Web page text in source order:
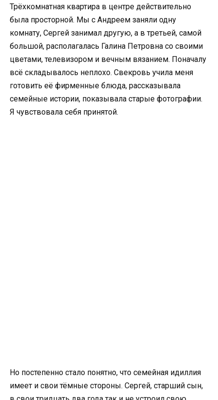
Трёхкомнатная квартира в центре действительно
была просторной. Мы с Андреем заняли одну
комнату, Сергей занимал другую, а в третьей, самой
большой, располагалась Галина Петровна со своими
цветами, телевизором и вечным вязанием. Поначалу
всё складывалось неплохо. Свекровь учила меня
готовить её фирменные блюда, рассказывала
семейные истории, показывала старые фотографии.
Я чувствовала себя принятой.
Но постепенно стало понятно, что семейная идиллия
имеет и свои тёмные стороны. Сергей, старший сын,